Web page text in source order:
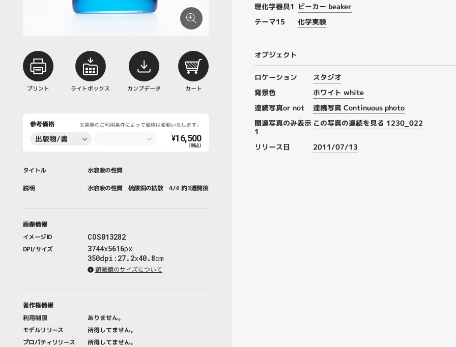
プリント ライトボックス カンプデータ カート
参考価格 ※実際のご利用条件によって価格は変動いたします。
出版物/書
¥16,500
（税込）
タイトル 水溶液の性質
説明 水溶液の性質 硫酸銅の拡散 4/4 約3週間後
画像情報
イメージID
COS013282
DPI/サイズ 3744x5616px
350dpi : 27.2x40.8cm
顕微鏡のサイズについて
著作権情報
利用制限
ありません。
モデルリリース
所得してません。
プロパティリリース
所得してません。
理化学器具1 ビーカー beaker
テーマ15
化学実験
オブジェクト
ロケーション
スタジオ
背景色
ホワイト white
連続写真or not
連続写真 Continuous photo
関連写真のみ表示
1
この写真の連続を見る 1230_022
リリース日 2011/07/13